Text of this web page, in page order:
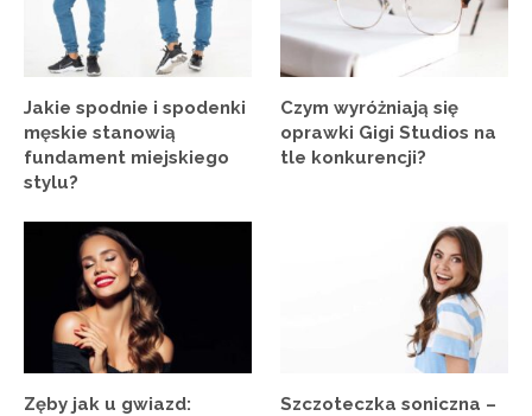
Jakie spodnie i spodenki
męskie stanowią
fundament miejskiego
stylu?
Czym wyróżniają się
oprawki Gigi Studios na
tle konkurencji?
Zęby jak u gwiazd:
Szczoteczka soniczna –